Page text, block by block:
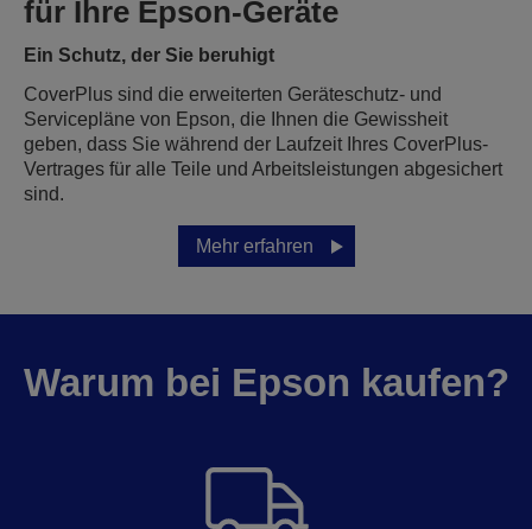
für Ihre Epson-Geräte
Ein Schutz, der Sie beruhigt
CoverPlus sind die erweiterten Geräteschutz- und
Servicepläne von Epson, die Ihnen die Gewissheit
geben, dass Sie während der Laufzeit Ihres CoverPlus-
Vertrages für alle Teile und Arbeitsleistungen abgesichert
sind.
Mehr erfahren
Warum bei Epson kaufen?